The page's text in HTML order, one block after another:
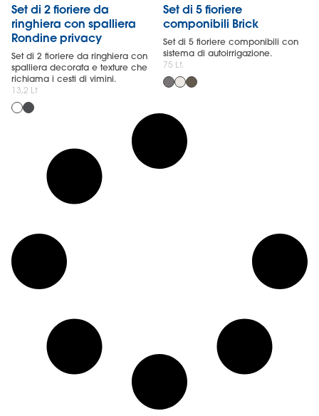
Set di 2 fioriere da
ringhiera con spalliera
Rondine privacy
Set di 2 fioriere da ringhiera con
spalliera decorata e texture che
richiama i cesti di vimini.
13,2 Lt
Set di 5 fioriere
componibili Brick
Set di 5 fioriere componibili con
sistema di autoirrigazione.
75 Lt.